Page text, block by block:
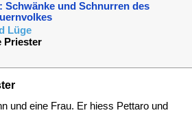
Schwänke und Schnurren des
Lüge
Priester
und eine Frau. Er hiess Pettaro und